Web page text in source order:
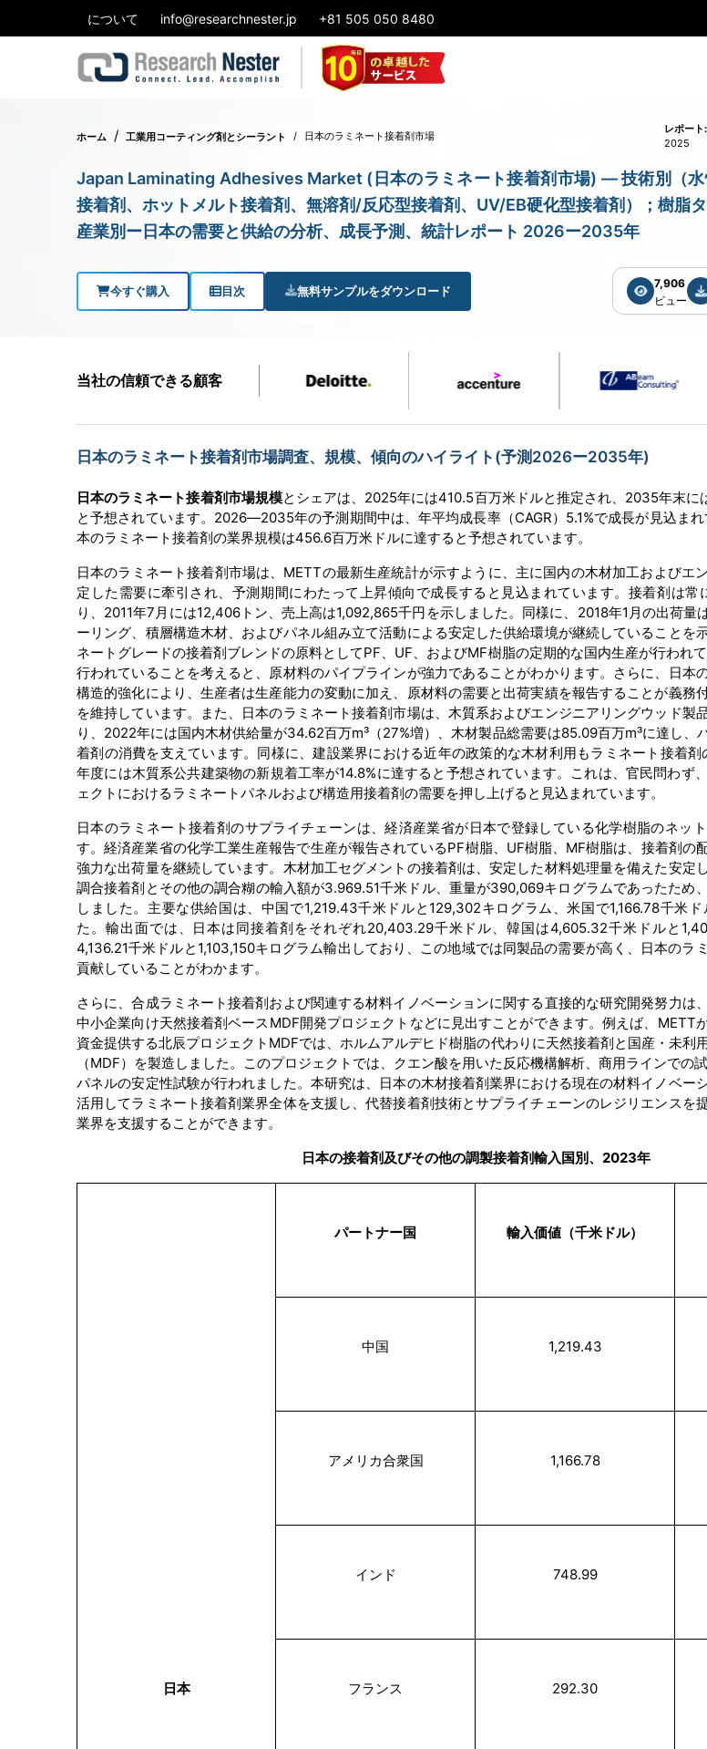
について info@researchnester.jp +81 505 050 8480
ホーム 工業用コーティング剤とシーラント 日本のラミネート接着剤市場
レポート:
2025
Japan Laminating Adhesives Market (日本のラミネート接着剤市場) — 技術別（水
接着剤、ホットメルト接着剤、無溶剤/反応型接着剤、UV/EB硬化型接着剤）；樹脂
産業別ー日本の需要と供給の分析、成長予測、統計レポート 2026ー2035年
今すぐ購入 目次 無料サンプルをダウンロード
7,906
ビュー
当社の信頼できる顧客
日本のラミネート接着剤市場調査、規模、傾向のハイライト(予測2026ー2035年)
日本のラミネート接着剤市場規模とシェアは、2025年には410.5百万米ドルと推定され、2035年末に
と予想されています。2026―2035年の予測期間中は、年平均成長率（CAGR）5.1%で成長が見込ま
本のラミネート接着剤の業界規模は456.6百万米ドルに達すると予想されています。
日本のラミネート接着剤市場は、METTの最新生産統計が示すように、主に国内の木材加工およびエ
定した需要に牽引され、予測期間にわたって上昇傾向で成長すると見込まれています。接着剤は常
り、2011年7月には12,406トン、売上高は1,092,865千円を示しました。同様に、2018年1月の出荷量
ーリング、積層構造木材、およびパネル組み立て活動による安定した供給環境が継続していることを
ネートグレードの接着剤ブレンドの原料としてPF、UF、およびMF樹脂の定期的な国内生産が行われ
行われていることを考えると、原材料のパイプラインが強力であることがわかります。さらに、日本
構造的強化により、生産者は生産能力の変動に加え、原材料の需要と出荷実績を報告することが義務
を維持しています。また、日本のラミネート接着剤市場は、木質系およびエンジニアリングウッド製
り、2022年には国内木材供給量が34.62百万m³（27%増）、木材製品総需要は85.09百万m³に達し、
着剤の消費を支えています。同様に、建設業界における近年の政策的な木材利用もラミネート接着
年度には木質系公共建築物の新規着工率が14.8%に達すると予想されています。これは、官民問わず
ェクトにおけるラミネートパネルおよび構造用接着剤の需要を押し上げると見込まれています。
日本のラミネート接着剤のサプライチェーンは、経済産業省が日本で登録している化学樹脂のネッ
す。経済産業省の化学工業生産報告で生産が報告されているPF樹脂、UF樹脂、MF樹脂は、接着剤の
強力な出荷量を継続しています。木材加工セグメントの接着剤は、安定した材料処理量を備えた安定
調合接着剤とその他の調合糊の輸入額が3.969.51千米ドル、重量が390,069キログラムであったため
しました。主要な供給国は、中国で1,219.43千米ドルと129,302キログラム、米国で1,166.78千米
た。輸出面では、日本は同接着剤をそれぞれ20,403.29千米ドル、韓国は4,605.32千米ドルと
4,136.21千米ドルと1,103,150キログラム輸出しており、この地域では同製品の需要が高く、日本のラ
貢献していることがわかます。
さらに、合成ラミネート接着剤および関連する材料イノベーションに関する直接的な研究開発努力は
中小企業向け天然接着剤ベースMDF開発プロジェクトなどに見出すことができます。例えば、METT
資金提供する北辰プロジェクトMDFでは、ホルムアルデヒド樹脂の代わりに天然接着剤と国産・未利
（MDF）を製造しました。このプロジェクトでは、クエン酸を用いた反応機構解析、商用ラインでの
パネルの安定性試験が行われました。本研究は、日本の木材接着剤業界における現在の材料イノベー
活用してラミネート接着剤業界全体を支援し、代替接着剤技術とサプライチェーンのレジリエンスを
業界を支援することができます。
日本の接着剤及びその他の調製接着剤輸入国別、2023年
日本
パートナー国 輸入価値（千米ドル）
中国 1,219.43
アメリカ合衆国 1,166.78
インド 748.99
フランス 292.30